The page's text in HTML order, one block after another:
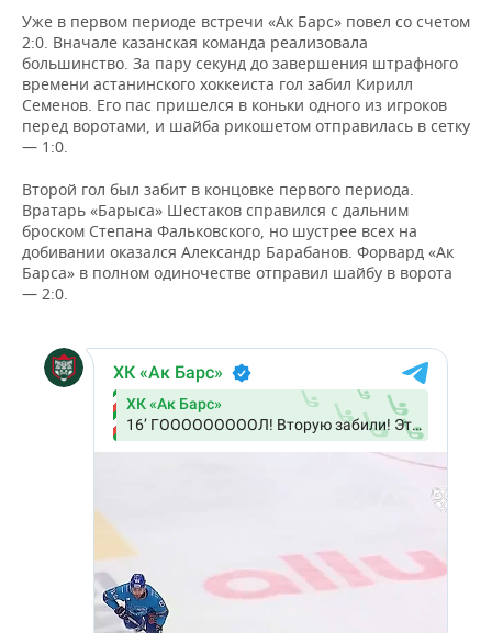
Уже в первом периоде встречи «Ак Барс» повел со счетом
2:0. Вначале казанская команда реализовала
большинство. За пару секунд до завершения штрафного
времени астанинского хоккеиста гол забил Кирилл
Семенов. Его пас пришелся в коньки одного из игроков
перед воротами, и шайба рикошетом отправилась в сетку
— 1:0.
Второй гол был забит в концовке первого периода.
Вратарь «Барыса» Шестаков справился с дальним
броском Степана Фальковского, но шустрее всех на
добивании оказался Александр Барабанов. Форвард «Ак
Барса» в полном одиночестве отправил шайбу в ворота
— 2:0.